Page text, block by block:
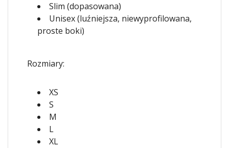
Slim (dopasowana)
Unisex (luźniejsza, niewyprofilowana,
proste boki)
Rozmiary:
XS
S
M
L
XL